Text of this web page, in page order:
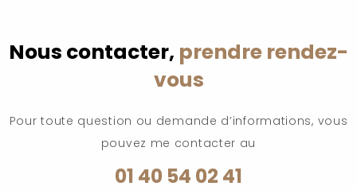
Nous contacter, prendre rendez-
vous
Pour toute question ou demande d’informations, vous
pouvez me contacter au
01 40 54 02 41